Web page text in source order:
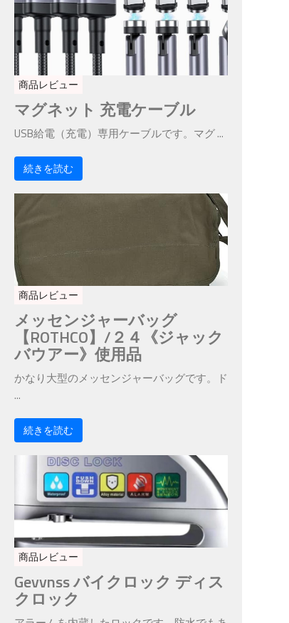
商品レビュー
マグネット 充電ケーブル
USB給電（充電）専用ケーブルです。マグ ...
続きを読む
商品レビュー
メッセンジャーバッグ
【ROTHCO】/２４《ジャック
バウアー》使用品
かなり大型のメッセンジャーバッグです。ド
...
続きを読む
商品レビュー
Gevvnss バイクロック ディス
クロック